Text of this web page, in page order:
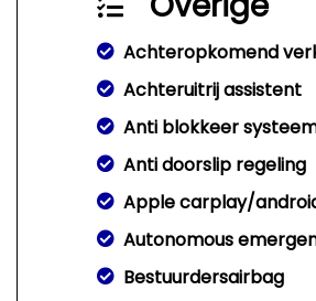
Achteropkomend
Achteruitrij assistent
Anti blokkeer
Anti doorslip regeling
Apple carplay/
Autonomous
Bestuurdersairbag